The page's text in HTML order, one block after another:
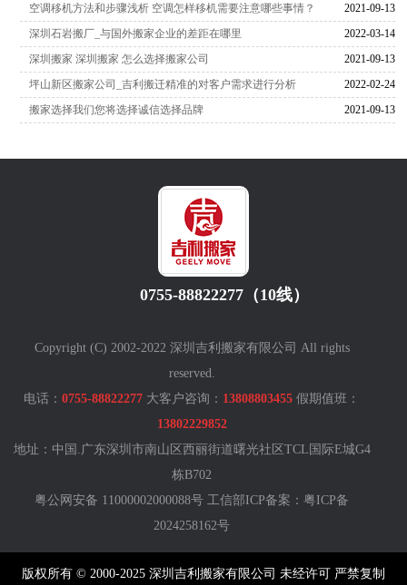
2021-09-13
空调移机方法和步骤浅析 空调怎样移机需要注意哪些事情？
2022-03-14
深圳石岩搬厂_与国外搬家企业的差距在哪里
2021-09-13
深圳搬家 深圳搬家 怎么选择搬家公司
2022-02-24
坪山新区搬家公司_吉利搬迁精准的对客户需求进行分析
2021-09-13
搬家选择我们您将选择诚信选择品牌
0755-88822277（10线）
Copyright (C) 2002-2022 深圳吉利搬家有限公司 All rights
reserved.
电话：0755-88822277 大客户咨询： 13808803455 假期值班：
13802229852
地址：中国.广东深圳市南山区西丽街道曙光社区TCL国际E城G4
栋B702
粤公网安备 11000002000088号 工信部ICP备案：粤ICP备
2024258162号
版权所有 © 2000-2025 深圳吉利搬家有限公司 未经许可 严禁复制